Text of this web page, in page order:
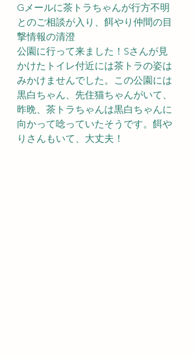
Gメールに茶トラちゃんが行方不明
とのご相談が入り、餌やり仲間の目
撃情報の清澄
公園に行って来ました！Sさんが見
かけたトイレ付近には茶トラの姿は
みかけませんでした。この公園には
黒白ちゃん、先住猫ちゃんがいて、
昨晩、茶トラちゃんは黒白ちゃんに
向かって唸っていたそうです。餌や
りさんもいて、大丈夫！